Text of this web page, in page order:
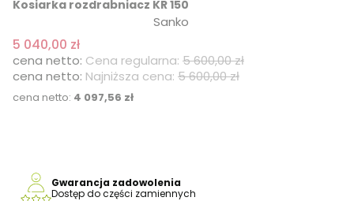
Kosiarka rozdrabniacz KR 150
Sanko
5 040,00 zł
Cena regularna: 5 600,00 zł
Najniższa cena: 5 600,00 zł
Cena
4 097,56 zł
Gwarancja zadowolenia
Dostęp do części zamiennych